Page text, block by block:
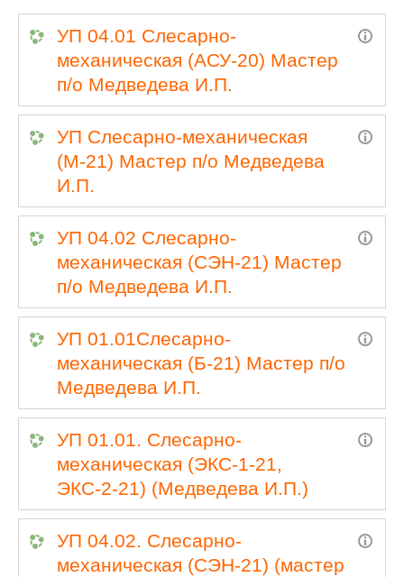
УП 04.01 Слесарно-
механическая (АСУ-20) Мастер
п/о Медведева И.П.
УП Слесарно-механическая
(М-21) Мастер п/о Медведева
И.П.
УП 04.02 Слесарно-
механическая (СЭН-21) Мастер
п/о Медведева И.П.
УП 01.01Слесарно-
механическая (Б-21) Мастер п/о
Медведева И.П.
УП 01.01. Слесарно-
механическая (ЭКС-1-21,
ЭКС-2-21) (Медведева И.П.)
УП 04.02. Слесарно-
механическая (СЭН-21) (мастер